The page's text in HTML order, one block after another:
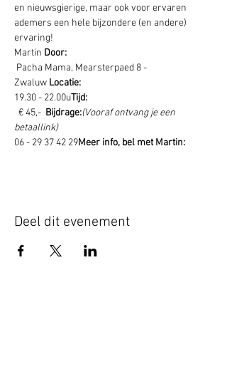
en nieuwsgierige, maar ook voor ervaren
ademers een hele bijzondere (en andere)
ervaring!
Martin Door:
Zwaluw Locatie:
19.30 - 22.00uTijd:
€ 45,- Bijdrage:(Vooraf ontvang je een
betaallink)
06 - 29 37 42 29Meer info, bel met Martin:
Deel dit evenement